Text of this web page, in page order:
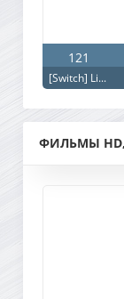
121
[Switch] Li...
ФИЛЬМЫ